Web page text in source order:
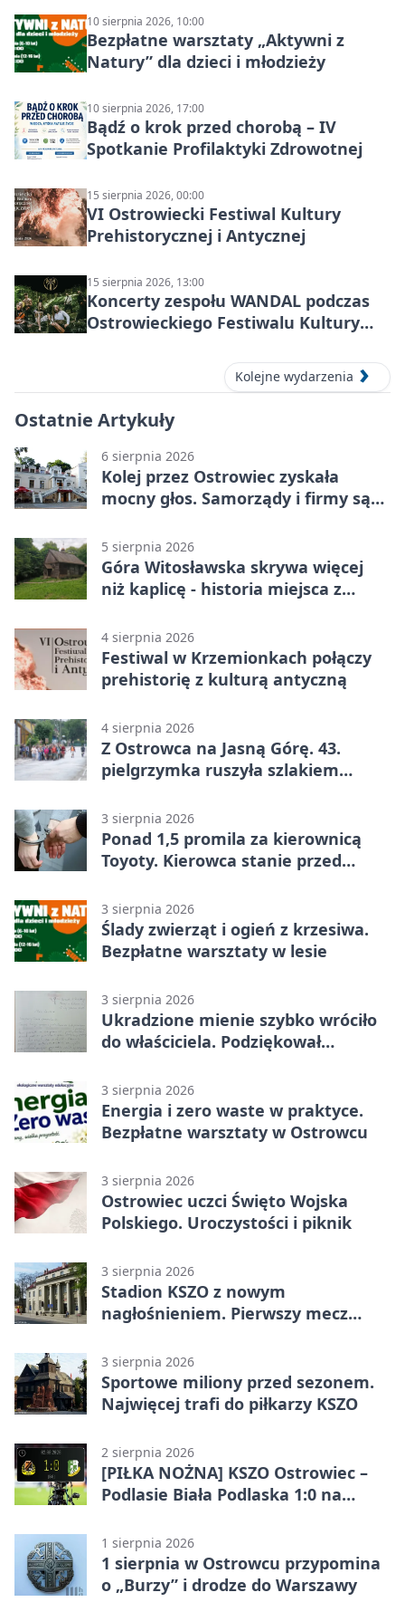
10 sierpnia 2026, 10:00
Bezpłatne warsztaty „Aktywni z
Natury” dla dzieci i młodzieży
10 sierpnia 2026, 17:00
Bądź o krok przed chorobą – IV
Spotkanie Profilaktyki Zdrowotnej
15 sierpnia 2026, 00:00
VI Ostrowiecki Festiwal Kultury
Prehistorycznej i Antycznej
15 sierpnia 2026, 13:00
Koncerty zespołu WANDAL podczas
Ostrowieckiego Festiwalu Kultury
Kolejne wydarzenia
Ostatnie Artykuły
6 sierpnia 2026
Kolej przez Ostrowiec zyskała
mocny głos. Samorządy i firmy są
5 sierpnia 2026
Góra Witosławska skrywa więcej
niż kaplicę - historia miejsca z
4 sierpnia 2026
Festiwal w Krzemionkach połączy
prehistorię z kulturą antyczną
4 sierpnia 2026
Z Ostrowca na Jasną Górę. 43.
pielgrzymka ruszyła szlakiem
3 sierpnia 2026
Ponad 1,5 promila za kierownicą
Toyoty. Kierowca stanie przed
3 sierpnia 2026
Ślady zwierząt i ogień z krzesiwa.
Bezpłatne warsztaty w lesie
3 sierpnia 2026
Ukradzione mienie szybko wróciło
do właściciela. Podziękował
3 sierpnia 2026
Energia i zero waste w praktyce.
Bezpłatne warsztaty w Ostrowcu
3 sierpnia 2026
Ostrowiec uczci Święto Wojska
Polskiego. Uroczystości i piknik
3 sierpnia 2026
Stadion KSZO z nowym
nagłośnieniem. Pierwszy mecz
3 sierpnia 2026
Sportowe miliony przed sezonem.
Najwięcej trafi do piłkarzy KSZO
2 sierpnia 2026
[PIŁKA NOŻNA] KSZO Ostrowiec –
Podlasie Biała Podlaska 1:0 na
(Grupa IV)
1 sierpnia 2026
1 sierpnia w Ostrowcu przypomina
o „Burzy” i drodze do Warszawy